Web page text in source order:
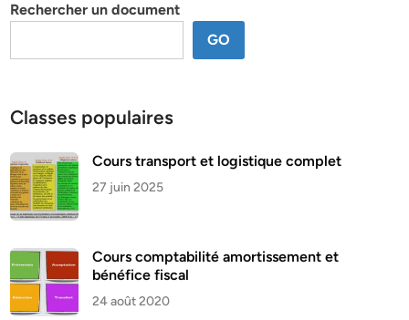
Rechercher un document
GO
Classes populaires
Cours transport et logistique complet
27 juin 2025
Cours comptabilité amortissement et
bénéfice fiscal
24 août 2020